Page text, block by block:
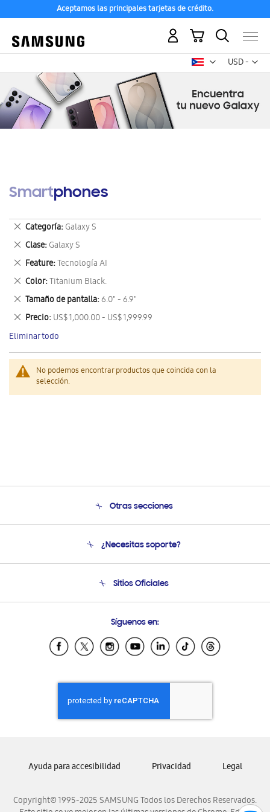
Aceptamos las principales tarjetas de crédito.
USD -
dólar
Mi carrito
Smartphones
No podemos encontrar productos que coincida con la
selección.
Categoría Galaxy S
Eliminar
este
artículo
Clase Galaxy S
Eliminar
este
artículo
Feature Tecnología AI
Eliminar
este
artículo
Color Titanium Black.
Eliminar
este
artículo
Tamaño de pantalla 6.0" - 6.9"
Eliminar
este
artículo
Precio US$ 1,000.00 - US$ 1,999.99
Eliminar
este
artículo
Eliminar todo
Otras secciones
Soporte
Condiciones de Compra
¿Necesitas soporte?
Soporte vía eMail
Sitios Oficiales
Samsung Ecuador
Samsung El Salvador
Samsung Honduras
Samsung Nicaragua
Samsung Panamá
Samsung Venezuela
Síguenos en:
Copyright© 1995-2025 SAMSUNG Todos los Derechos Reservados.
Ayuda para accesibilidad Privacidad Legal